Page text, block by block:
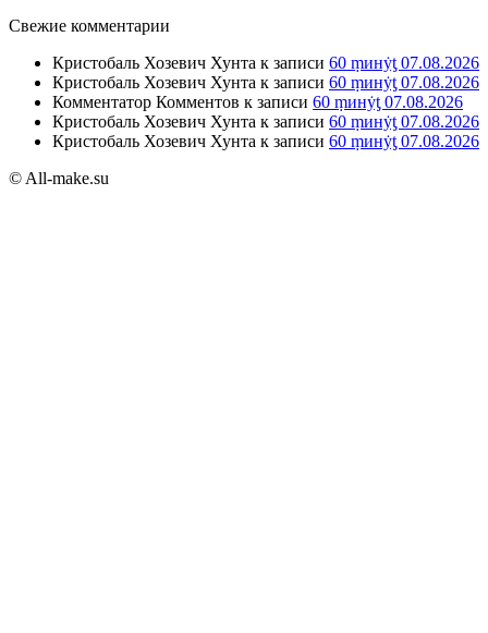
Свежие комментарии
Кристобаль Хозевич Хунта к записи 60 ṃинẏƫ 07.08.2026
Кристобаль Хозевич Хунта к записи 60 ṃинẏƫ 07.08.2026
Комментатор Комментов к записи 60 ṃинẏƫ 07.08.2026
Кристобаль Хозевич Хунта к записи 60 ṃинẏƫ 07.08.2026
Кристобаль Хозевич Хунта к записи 60 ṃинẏƫ 07.08.2026
© All-make.su